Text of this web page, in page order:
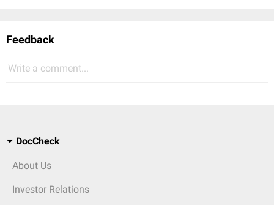
Feedback
Write a comment...
DocCheck
About Us
Investor Relations